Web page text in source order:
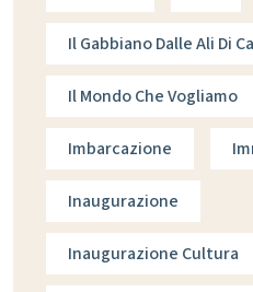
Il Gabbiano Dalle Ali Di
Il Mondo Che Vogliamo
Imbarcazione
Inaugurazione
Inaugurazione Cultura